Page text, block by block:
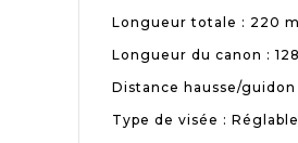
Longueur totale : 220
Longueur du canon :
Distance hausse/guidon
Type de visée : Réglable